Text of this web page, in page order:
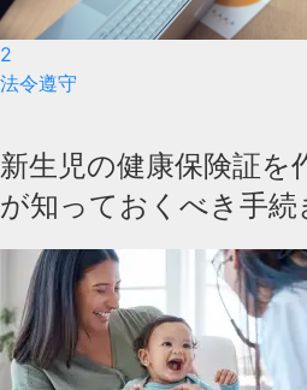
2
法令遵守
新生児の健康保険証を
が知っておくべき手